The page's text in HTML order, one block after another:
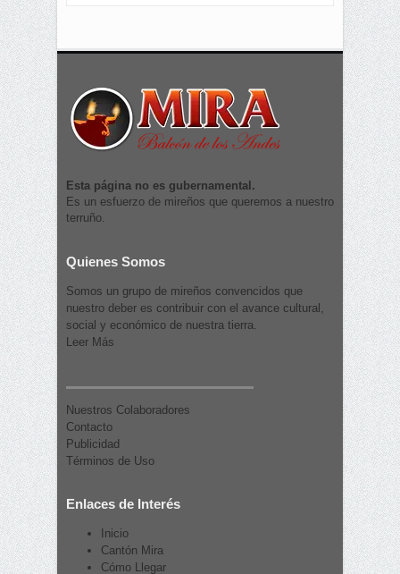
Esta página no es gubernamental.
Es un esfuerzo de mireños que queremos a nuestro
terruño.
Quienes Somos
Somos un grupo de mireños convencidos que
nuestro deber es contribuir con el avance cultural,
social y económico de nuestra tierra.
Leer Más
Nuestros Colaboradores
Contacto
Publicidad
Términos de Uso
Enlaces de Interés
Inicio
Cantón Mira
Cómo Llegar